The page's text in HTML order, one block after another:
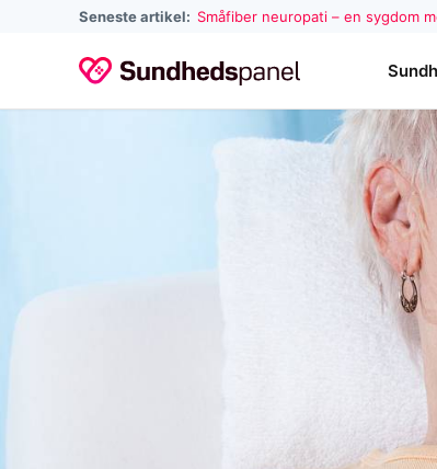
Seneste artikel: Småfiber neuropati – en sygdom